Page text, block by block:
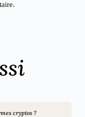
cryptos ?